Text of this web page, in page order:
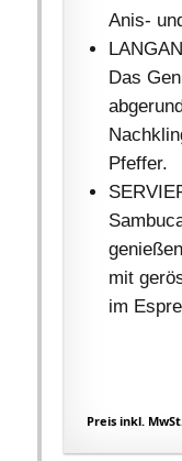
Anis-
Das
Pfeffer.
mit
im
Preis inkl.